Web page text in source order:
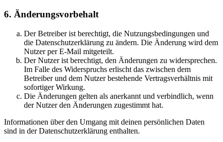
6. Änderungsvorbehalt
Der Betreiber ist berechtigt, die Nutzungsbedingungen und
die Datenschutzerklärung zu ändern. Die Änderung wird dem
Nutzer per E-Mail mitgeteilt.
Der Nutzer ist berechtigt, den Änderungen zu widersprechen.
Im Falle des Widerspruchs erlischt das zwischen dem
Betreiber und dem Nutzer bestehende Vertragsverhältnis mit
sofortiger Wirkung.
Die Änderungen gelten als anerkannt und verbindlich, wenn
der Nutzer den Änderungen zugestimmt hat.
Informationen über den Umgang mit deinen persönlichen Daten
sind in der Datenschutzerklärung enthalten.